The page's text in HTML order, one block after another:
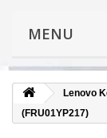
MENU
Lenovo
(FRU01YP217)